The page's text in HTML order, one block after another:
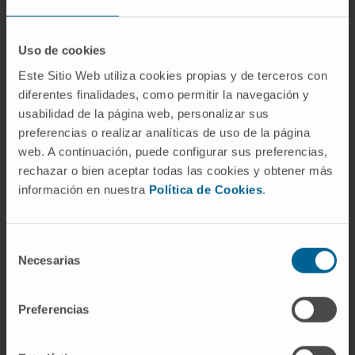
Uso de cookies
Este Sitio Web utiliza cookies propias y de terceros con
diferentes finalidades, como permitir la navegación y
usabilidad de la página web, personalizar sus
preferencias o realizar analíticas de uso de la página
web. A continuación, puede configurar sus preferencias,
rechazar o bien aceptar todas las cookies y obtener más
información en nuestra Política de Cookies.
Necesarias
Preferencias
proximidad a esta región explica también por
provocarhidrocefaliaobstructiva.
Referencias
National Organization for Rare Disorders
(NORD).Subependymal Giant Cell
Astrocytoma
Manual MSD (versión para
MedlinePlus.